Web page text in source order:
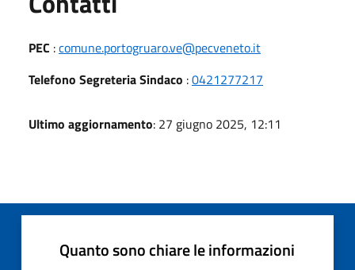
PEC :comune.portogruaro.ve@pecveneto.it
Telefono Segreteria Sindaco :0421277217
Ultimo aggiornamento: 27 giugno 2025, 12:11
Quanto sono chiare le informazioni